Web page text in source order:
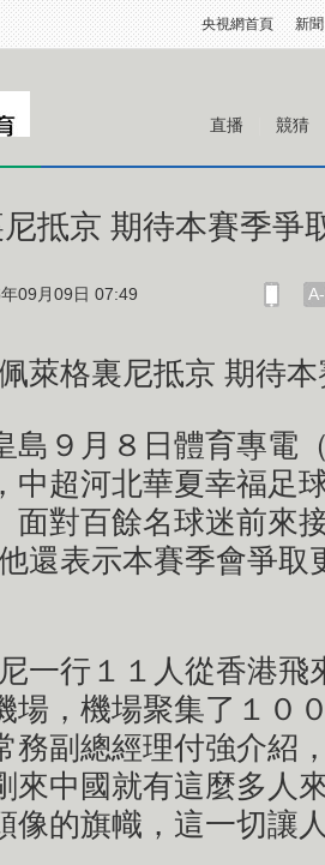
央視網首頁 新聞
直播 競猜
抵京 期待本賽季爭
09月09日 07:49 A-
萊格裏尼抵京 期待
９月８日體育專電
中超河北華夏幸福足
面對百餘名球迷前來
還表示本賽季會爭
行１１人從香港飛
場，機場聚集了１０
務副總經理付強介紹
來中國就有這麼多人
像的旗幟，這一切讓